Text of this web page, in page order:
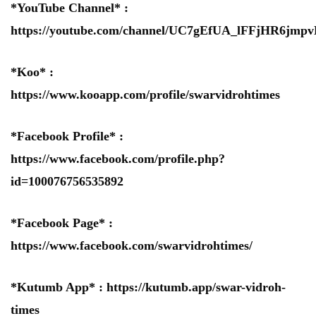
*YouTube Channel* :
https://youtube.com/channel/
*Koo* :
https://www.kooapp.com/profile/swarvidrohtimes
*Facebook Profile* :
https://www.facebook.com/profile.php?
id=100076756535892
*Facebook Page* :
https://www.facebook.com/swarvidrohtimes/
*Kutumb App* : https://kutumb.app/swar-vidroh-
times